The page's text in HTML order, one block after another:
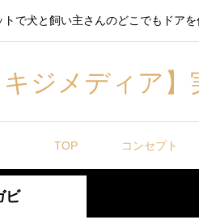
トで犬と飼い主さんのどこでもドア
キジメディア
TOP コンセプト
ビ